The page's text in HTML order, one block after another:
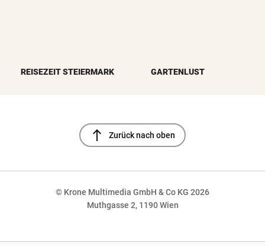
REISEZEIT STEIERMARK GARTENLUST
north Zurück nach oben
© Krone Multimedia GmbH & Co KG 2026
Muthgasse 2, 1190 Wien